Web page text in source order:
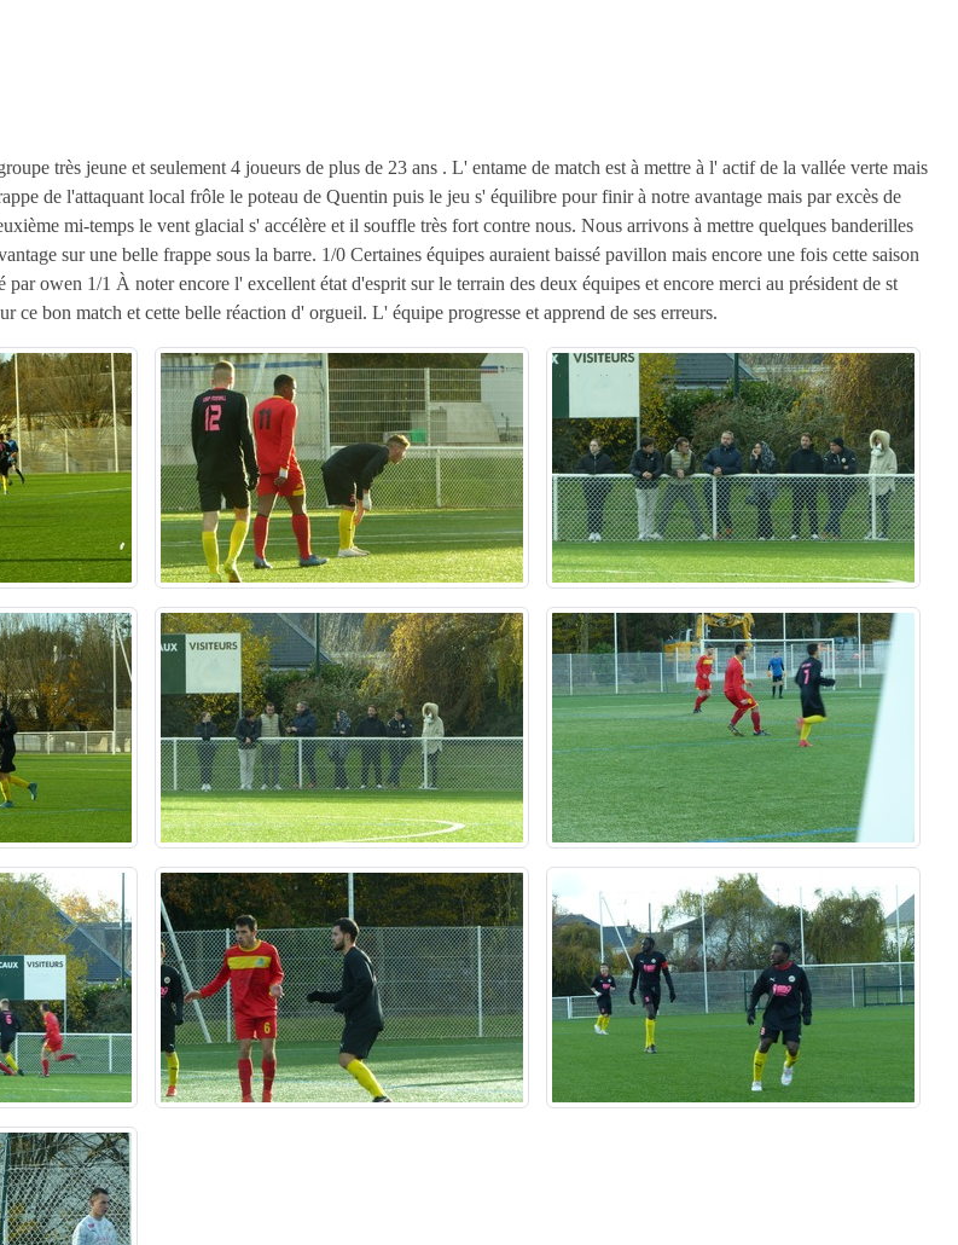
très jeune et seulement 4 joueurs de plus de 23 ans . L' entame de match est à mettre à l' actif de la vallée verte mais
de l'attaquant local frôle le poteau de Quentin puis le jeu s' équilibre pour finir à notre avantage mais par excès de
mi-temps le vent glacial s' accélère et il souffle très fort contre nous. Nous arrivons à mettre quelques banderilles
sur une belle frappe sous la barre. 1/0 Certaines équipes auraient baissé pavillon mais encore une fois cette saison
owen 1/1 À noter encore l' excellent état d'esprit sur le terrain des deux équipes et encore merci au président de st
bon match et cette belle réaction d' orgueil. L' équipe progresse et apprend de ses erreurs.